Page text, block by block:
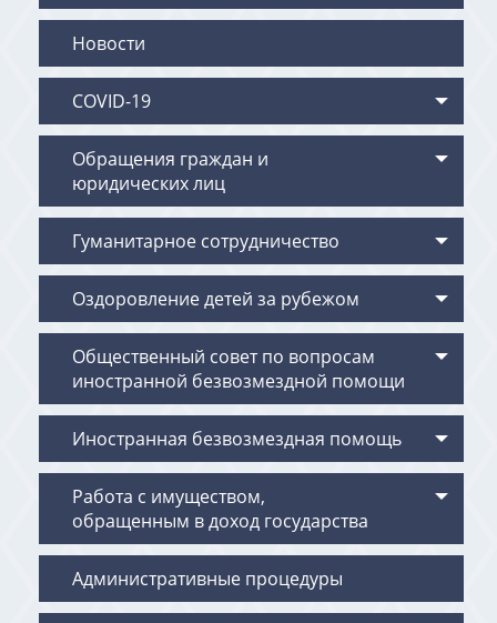
Новости
COVID-19
Обращения граждан и
юридических лиц
Гуманитарное сотрудничество
Оздоровление детей за рубежом
Общественный совет по вопросам
иностранной безвозмездной помощи
Иностранная безвозмездная помощь
Работа с имуществом,
обращенным в доход государства
Административные процедуры